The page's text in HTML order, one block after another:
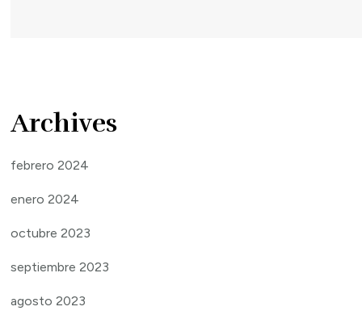
Archives
febrero 2024
enero 2024
octubre 2023
septiembre 2023
agosto 2023